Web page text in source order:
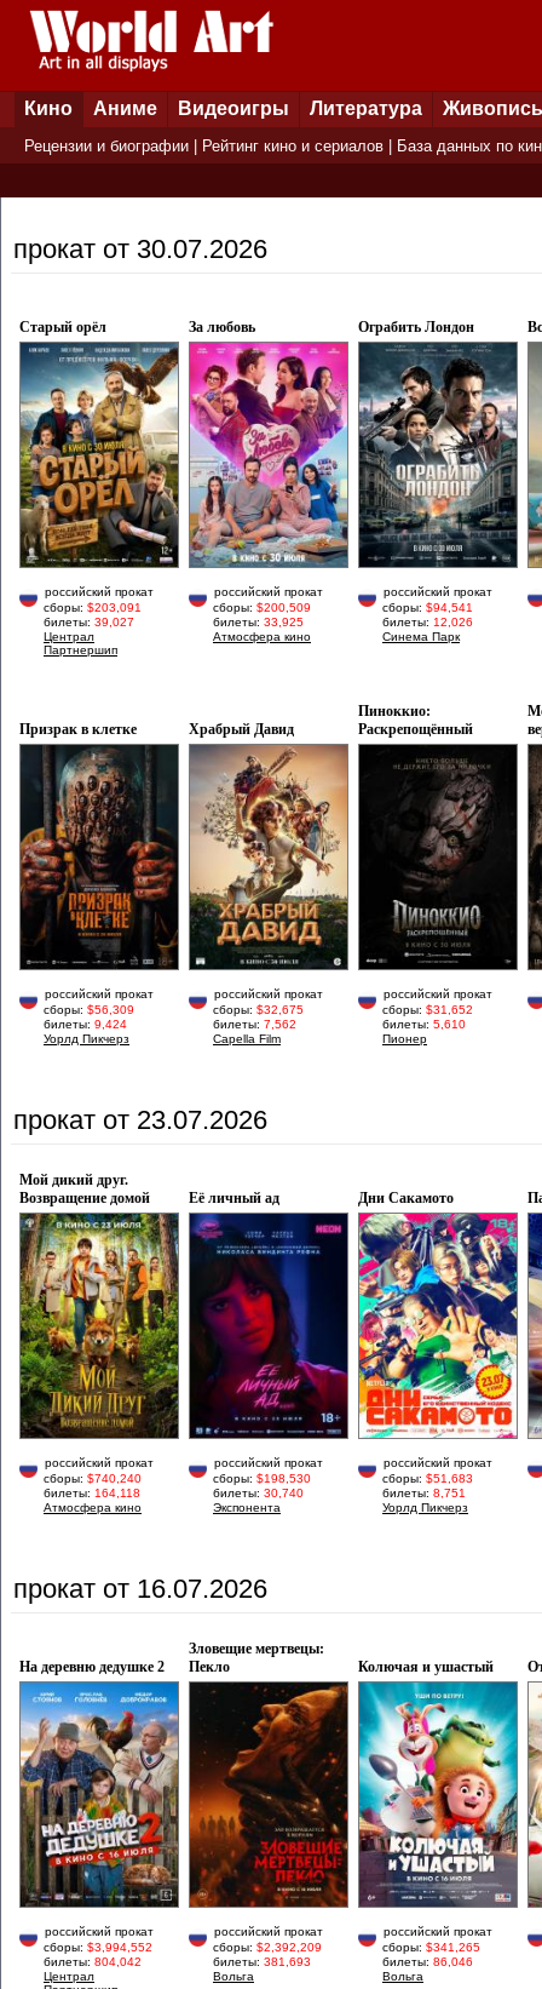
Кино Аниме Видеоигры Литература Живопись
Рецензии и биографии Рейтинг кино и сериалов База данных по
прокат от 30.07.2026
Старый орёл
российский прокат
сборы: $203,091
билеты: 39,027
Централ
Партнершип
За любовь
российский прокат
сборы: $200,509
билеты: 33,925
Атмосфера кино
Ограбить Лондон
российский прокат
сборы: $94,541
билеты: 12,026
Синема Парк
Призрак в клетке
российский прокат
сборы: $56,309
билеты: 9,424
Уорлд Пикчерз
Храбрый Давид
российский прокат
сборы: $32,675
билеты: 7,562
Capella Film
Пиноккио:
Раскрепощённый
российский прокат
сборы: $31,652
билеты: 5,610
Пионер
прокат от 23.07.2026
Мой дикий друг.
Возвращение домой
российский прокат
сборы: $740,240
билеты: 164,118
Атмосфера кино
Её личный ад
российский прокат
сборы: $198,530
билеты: 30,740
Экспонента
Дни Сакамото
российский прокат
сборы: $51,683
билеты: 8,751
Уорлд Пикчерз
прокат от 16.07.2026
На деревню дедушке 2
российский прокат
сборы: $3,994,552
билеты: 804,042
Централ
Зловещие мертвецы:
Пекло
российский прокат
сборы: $2,392,209
билеты: 381,693
Вольга
Колючая и ушастый
российский прокат
сборы: $341,265
билеты: 86,046
Вольга